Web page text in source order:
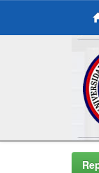
Skip